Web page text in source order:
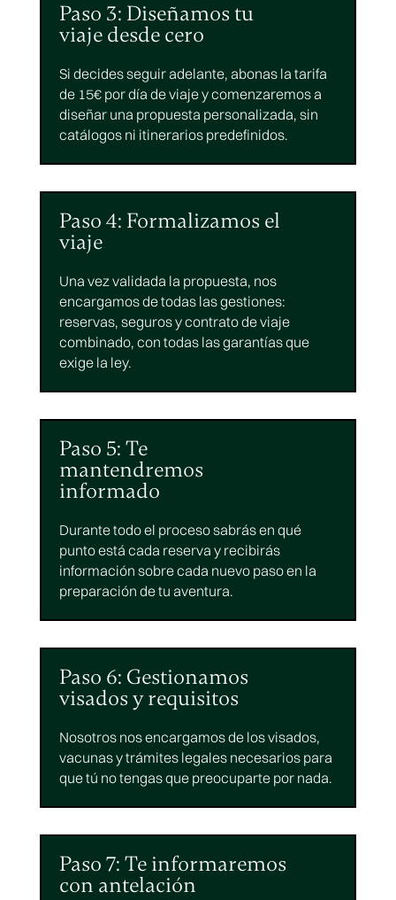
Paso 3: Diseñamos tu
viaje desde cero
Si decides seguir adelante, abonas la tarifa
de 15€ por día de viaje y comenzaremos a
diseñar una propuesta personalizada, sin
catálogos ni itinerarios predefinidos.
Paso 4: Formalizamos el
viaje
Una vez validada la propuesta, nos
encargamos de todas las gestiones:
reservas, seguros y contrato de viaje
combinado, con todas las garantías que
exige la ley.
Paso 5: Te
mantendremos
informado
Durante todo el proceso sabrás en qué
punto está cada reserva y recibirás
información sobre cada nuevo paso en la
preparación de tu aventura.
Paso 6: Gestionamos
visados y requisitos
Nosotros nos encargamos de los visados,
vacunas y trámites legales necesarios para
que tú no tengas que preocuparte por nada.
Paso 7: Te informaremos
con antelación